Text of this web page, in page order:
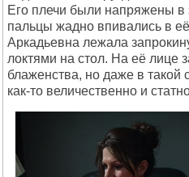
Его плечи были напряжены в
пальцы жадно впивались в
Аркадьевна лежала
локтями на стол. На её лице
блаженства, но даже в такой
как-то величественно и